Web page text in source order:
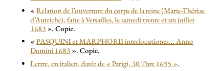
« Relation de l’ouverture du corps de la reine (Marie-Thérèse
d’Autriche), faite à Versailles, le samedi trente et un juillet
1683 ». Copie.
« PASQUINI et MARPHORII interlocutiones... Anno
Domini 1683 ». Copie.
Lettre, en italien, datée de « Parigi, 30 7bre 1695 ».